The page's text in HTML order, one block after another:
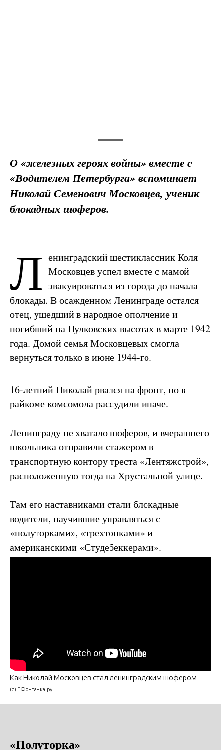
О «железных героях войны» вместе с
«Водителем Петербурга» вспоминает
Николай Семенович Московцев, ученик
блокадных шоферов.
Л енинградский шестиклассник Коля
Московцев успел вместе с мамой
эвакуироваться из города до начала
блокады. В осажденном Ленинграде остался
отец, ушедший в народное ополчение и
погибший на Пулковских высотах в марте 1942
года. Домой семья Московцевых смогла
вернуться только в июне 1944-го.
16-летний Николай рвался на фронт, но в
райкоме комсомола рассудили иначе.
Ленинграду не хватало шоферов, и вчерашнего
школьника отправили стажером в
транспортную контору треста «Лентяжстрой»,
расположенную тогда на Хрустальной улице.
Там его наставниками стали блокадные
водители, научившие управляться с
«полуторками», «трехтонками» и
американскими «Студебеккерами».
Как Николай Московцев стал ленинградским шофером
(с) "Фонтанка.ру"
«Полуторка»